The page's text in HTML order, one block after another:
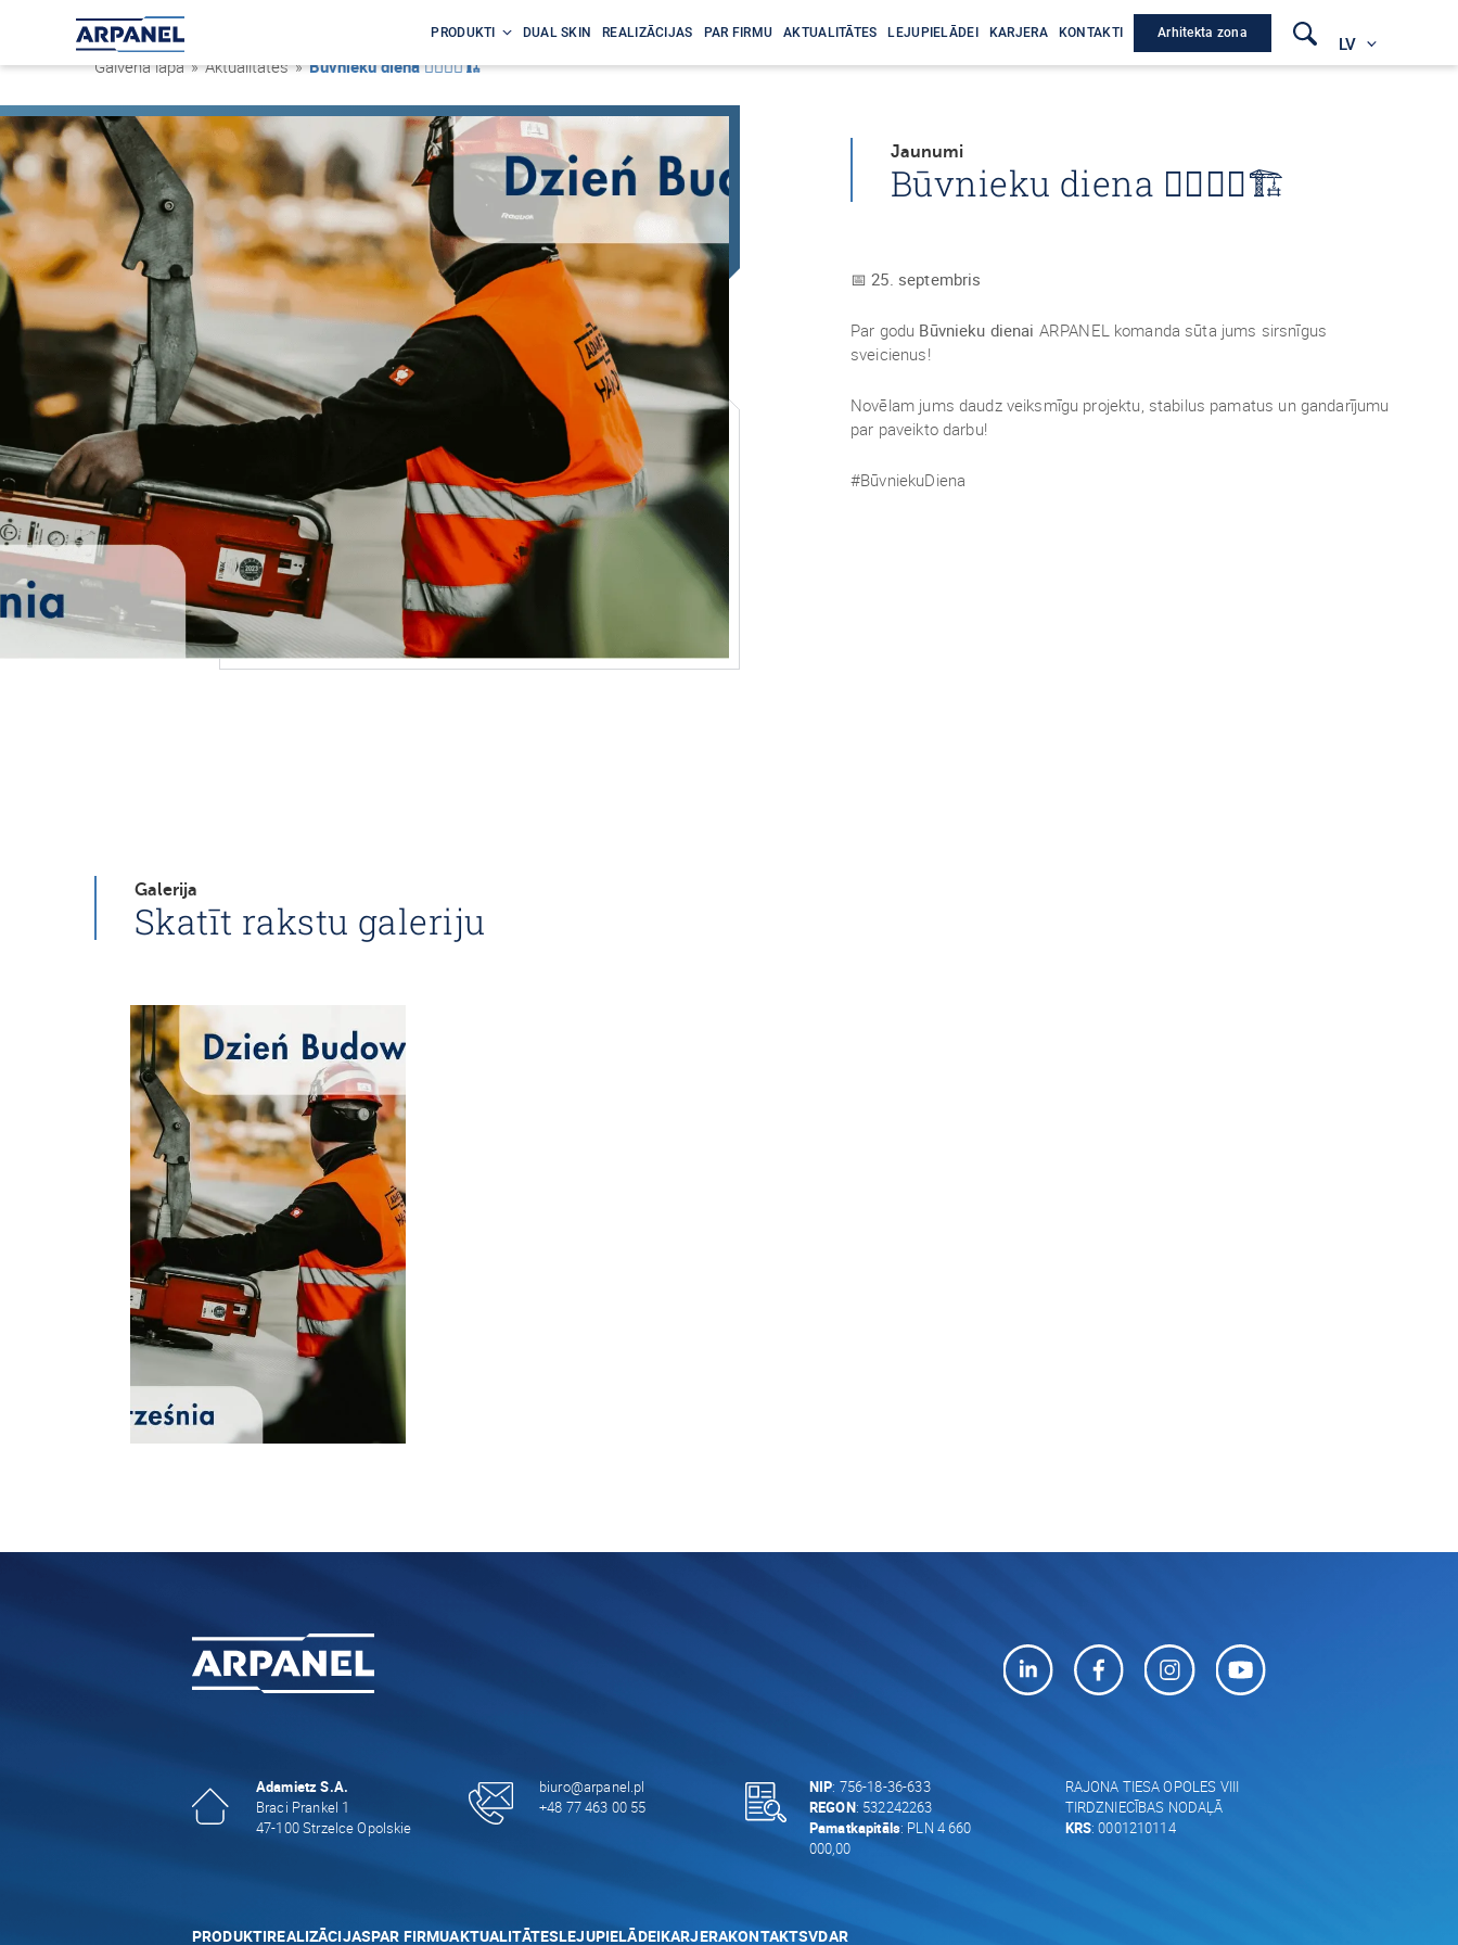
PRODUKTI DUAL SKIN REALIZĀCIJAS PAR FIRMU AKTUALITĀTES LEJUPIELĀDEI KARJERA KONTAKTI Arhitekta zona
LV
Galvenā lapa » Aktualitātes »Būvnieku diena 👷‍♂️👷‍♀️🏗
Jaunumi
Būvnieku diena 👷‍♂️👷‍♀️🏗
📅25. septembris
Par godu Būvnieku dienai ARPANEL komanda sūta jums sirsnīgus
sveicienus!
Novēlam jums daudz veiksmīgu projektu, stabilus pamatus un gandarījumu
par paveikto darbu!
#BūvniekuDiena
Galerija
Skatīt rakstu galeriju
Adamietz S.A.
Braci Prankel 1
47-100 Strzelce Opolskie
biuro@arpanel.pl
+48 77 463 00 55
NIP: 756-18-36-633
REGON: 532242263
Pamatkapitāls: PLN 4 660
000,00
RAJONA TIESA OPOLES VIII
TIRDZNIECĪBAS NODAĻĀ
KRS: 0001210114
PRODUKTIREALIZĀCIJASPAR FIRMUAKTUALITĀTESLEJUPIELĀDEIKARJERAKONTAKTSVDAR